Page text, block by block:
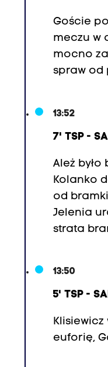
Goście
meczu w
mocno
spraw od
13:52
7' TSP -
Ależ
Kolanko
od
Jelenia
strata
13:50
5' TSP -
euforię,